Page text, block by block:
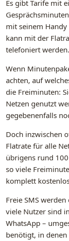
Es gibt Tarife mit
mit seinem
kann mit der
telefoniert werden.
Wenn
achten, auf
die Freiminuten:
Netzen genutzt
gegebenenfalls
Doch inzwischen
Flatrate für alle
übrigens rund
so viele
komplett
Freie SMS
viele Nutzer sind
WhatsApp –
benötigt, in